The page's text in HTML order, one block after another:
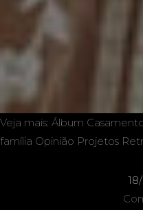
Veja mais: Álbum
família Opinião Projetos